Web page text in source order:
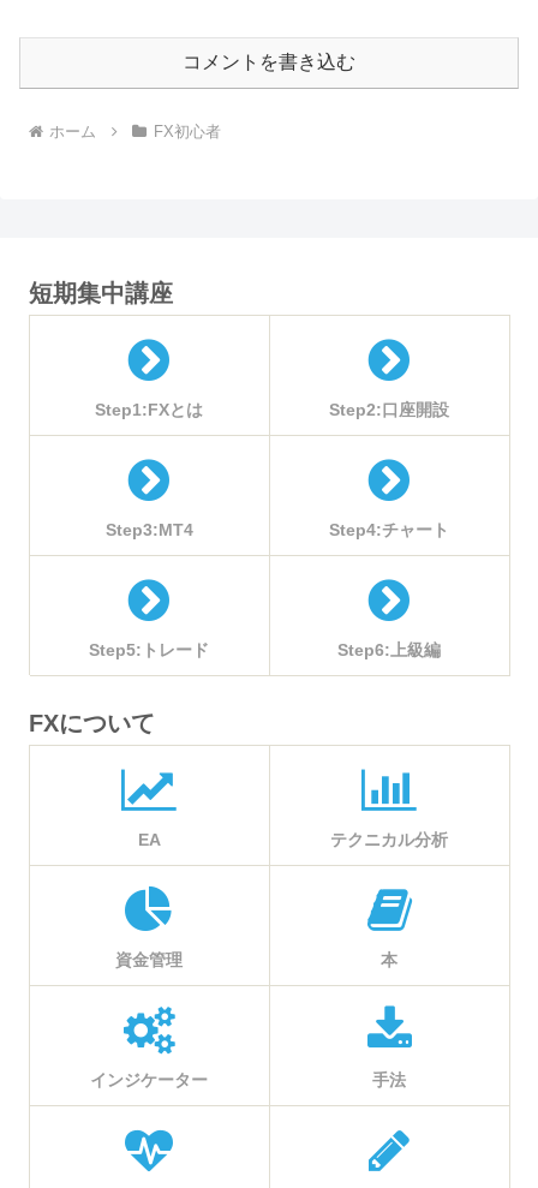
コメントを書き込む
ホーム FX初心者
短期集中講座
Step1:FXとは Step2:口座開設
Step3:MT4 Step4:チャート
Step5:トレード Step6:上級編
FXについて
EA テクニカル分析
資金管理 本
インジケーター 手法